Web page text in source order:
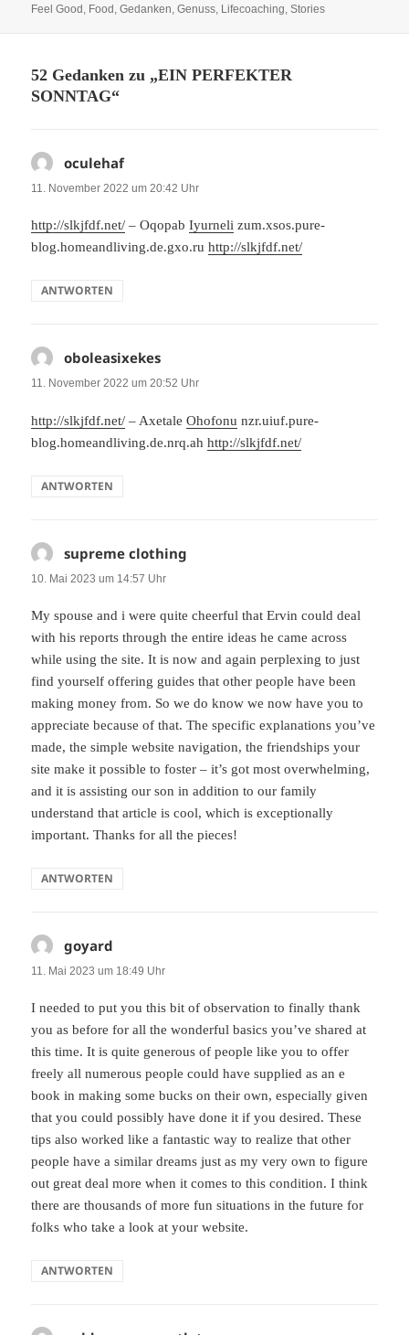
am
Feel Good Food ,Gedanken ,Genuss Lifecoaching ,Stories
52 Gedanken zu „EIN PERFEKTER
SONNTAG“
oculehafsagt:
11. November 2022 um 20:42 Uhr
http://slkjfdf.net/ – OqopabIyurneli zum.xsos.pure-
blog.homeandliving.de.gxo.ruhttp://slkjfdf.net/
ANTWORTEN
oboleasixekes
11. November 2022 um 20:52 Uhr
http://slkjfdf.net/ – AxetaleOhofonu nzr.uiuf.pure-
blog.homeandliving.de.nrq.ahhttp://slkjfdf.net/
ANTWORTEN
supreme clothing
10. Mai 2023 um 14:57 Uhr
My spouse and i were quite cheerful that Ervin could deal
with his reports through the entire ideas he came across
while using the site. It is now and again perplexing to just
find yourself offering guides that other people have been
making money from. So we do know we now have you to
appreciate because of that. The specific explanations you’ve
made, the simple website navigation, the friendships your
site make it possible to foster – it’s got most overwhelming,
and it is assisting our son in addition to our family
understand that article is cool, which is exceptionally
important. Thanks for all the pieces!
ANTWORTEN
goyard
11. Mai 2023 um 18:49 Uhr
I needed to put you this bit of observation to finally thank
you as before for all the wonderful basics you’ve shared at
this time. It is quite generous of people like you to offer
freely all numerous people could have supplied as an e
book in making some bucks on their own, especially given
that you could possibly have done it if you desired. These
tips also worked like a fantastic way to realize that other
people have a similar dreams just as my very own to figure
out great deal more when it comes to this condition. I think
there are thousands of more fun situations in the future for
folks who take a look at your website.
ANTWORTEN